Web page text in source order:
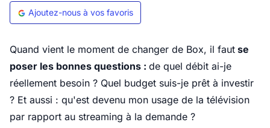
Ajoutez-nous à vos favoris
Quand vient le moment de changer de Box, il faut se
poser les bonnes questions : de quel débit ai-je
réellement besoin ? Quel budget suis-je prêt à investir
? Et aussi : qu'est devenu mon usage de la télévision
par rapport au streaming à la demande ?